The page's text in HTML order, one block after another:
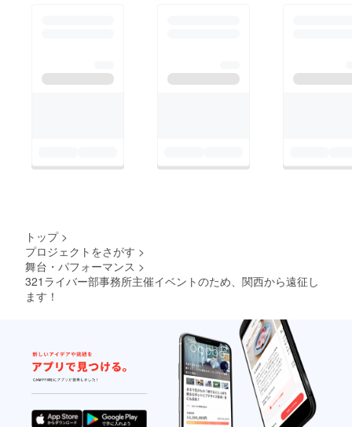
トップ >
プロジェクトをさがす >
舞台・パフォーマンス >
321ライバー部事務所主催イベントのため、関西から遠征し
ます！